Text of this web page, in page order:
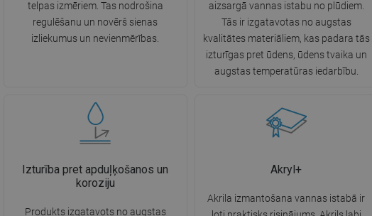
telpas izmēriem. Tas nodrošina
regulēšanu un novērš sienas
izliekumus un nevienmērības.
aizsargā vannas istabu no plūdiem.
Tās ir izgatavotas no augstas
kvalitātes materiāliem, kas padara tās
izturīgas pret ūdens, ūdens tvaika un
augstas temperatūras iedarbību.
Izturība pret apduļķošanos un
koroziju
Produkts izgatavots no augstas
Akryl+
Akrila izmantošana vannas istabā ir